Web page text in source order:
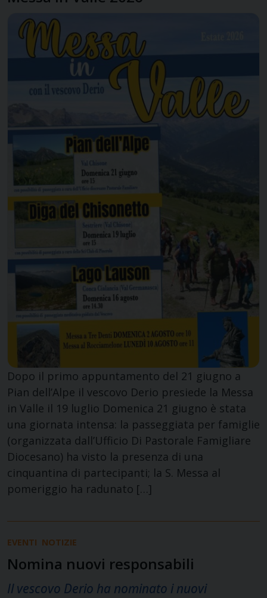
Dopo il primo appuntamento del 21 giugno a
Pian dell’Alpe il vescovo Derio presiede la Messa
in Valle il 19 luglio Domenica 21 giugno è stata
una giornata intensa: la passeggiata per famiglie
(organizzata dall’Ufficio Di Pastorale Famigliare
Diocesano) ha visto la presenza di una
cinquantina di partecipanti; la S. Messa al
pomeriggio ha radunato […]
EVENTI NOTIZIE
Nomina nuovi responsabili
Il vescovo Derio ha nominato i nuovi